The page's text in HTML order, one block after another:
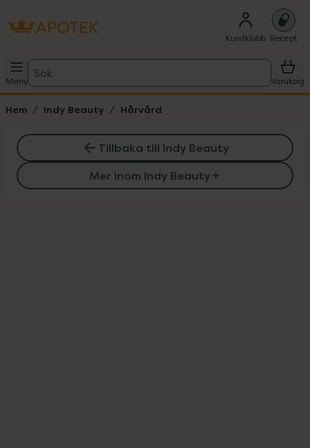
Kundklubb Recept
Meny
Sök
Varukorg
Hem Indy Beauty Hårvård
Tillbaka till Indy Beauty
Mer inom Indy Beauty